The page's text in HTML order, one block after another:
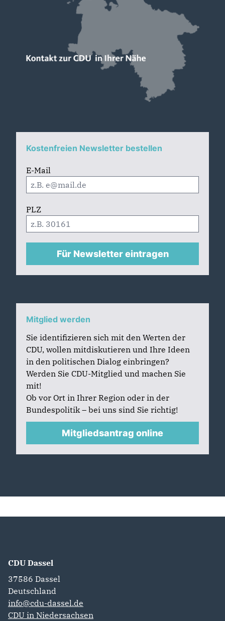
Kostenfreien Newsletter bestellen
E-Mail
PLZ
Für Newsletter eintragen
Mitglied werden
Sie identifizieren sich mit den Werten der
CDU, wollen mitdiskutieren und Ihre Ideen
in den politischen Dialog einbringen?
Werden Sie CDU-Mitglied und machen Sie
mit!
Ob vor Ort in Ihrer Region oder in der
Bundespolitik – bei uns sind Sie richtig!
Mitgliedsantrag online
CDU Dassel
37586 Dassel
Deutschland
info@cdu-dassel.de
CDU in Niedersachsen